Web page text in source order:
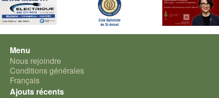
Menu
Nous rejoindre
Conditions générales
Français
Ajouts récents